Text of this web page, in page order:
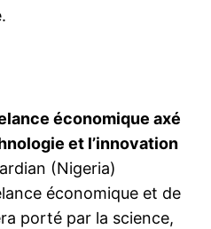
économique axé
et l’innovation
(Nigeria)
économique et de
porté par la science,